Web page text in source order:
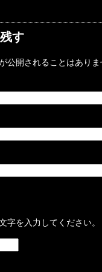
す
公開されることはありま
字を入力してください。